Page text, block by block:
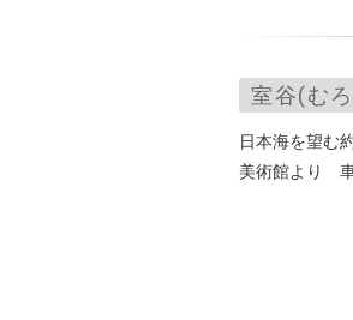
室谷(む
日本海を望む
美術館より